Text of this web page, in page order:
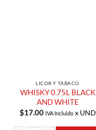
LICOR Y TABACO
WHISKY 0.75L BLACK
AND WHITE
$17.00 IVA Incluidox UND